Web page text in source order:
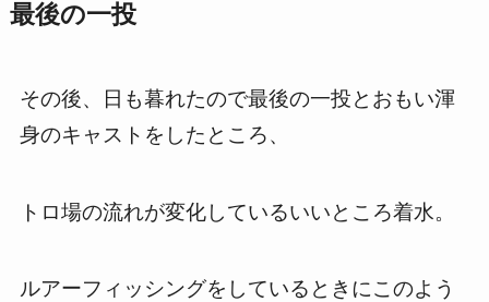
最後の一投
その後、日も暮れたので最後の一投とおもい渾
身のキャストをしたところ、
トロ場の流れが変化しているいいところ着水。
ルアーフィッシングをしているときにこのよう